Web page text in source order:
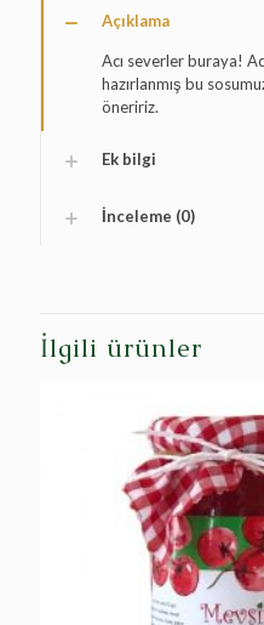
Açıklama
Acı severler buraya!
hazırlanmış bu
öneririz.
Ek bilgi
İnceleme (0)
İlgili ürünler